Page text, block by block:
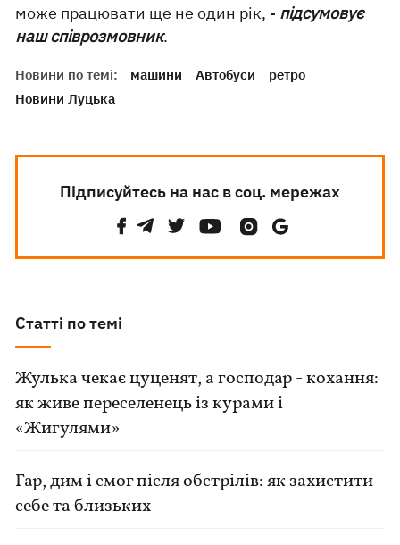
може працювати ще не один рік, - підсумовує
наш співрозмовник.
Новини по темі: машини Автобуси
ретро
Новини Луцька
Підписуйтесь на нас в соц. мережах
Статті по темі
Жулька чекає цуценят, а господар - кохання:
як живе переселенець із курами і
«Жигулями»
Гар, дим і смог після обстрілів: як захистити
себе та близьких